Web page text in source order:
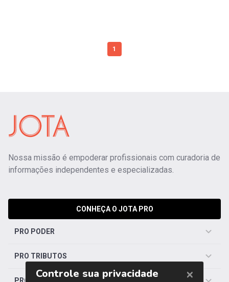
1
Nossa missão é empoderar profissionais com curadoria de
informações independentes e especializadas.
CONHEÇA O JOTA PRO
PRO PODER
PRO TRIBUTOS